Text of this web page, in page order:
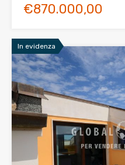
€870.000,00
In evidenza